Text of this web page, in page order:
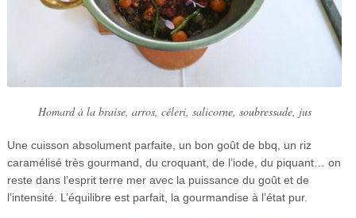
Homard à la braise, arros, céleri, salicorne, soubressade, jus
Une cuisson absolument parfaite, un bon goût de bbq, un riz
caramélisé très gourmand, du croquant, de l’iode, du piquant… on
reste dans l’esprit terre mer avec la puissance du goût et de
l’intensité. L’équilibre est parfait, la gourmandise à l’état pur.